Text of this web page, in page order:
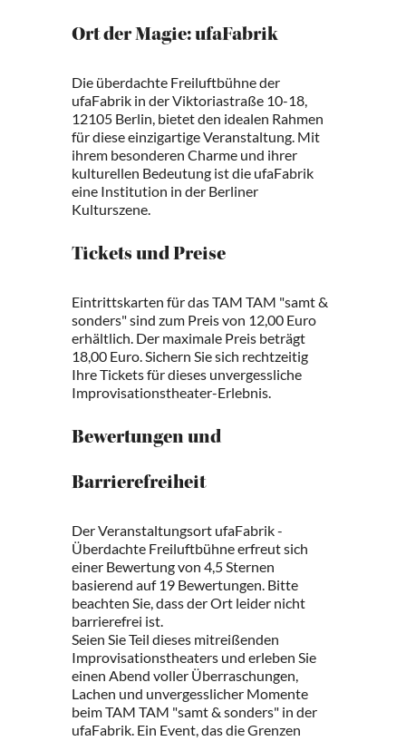
Ort der Magie: ufaFabrik
Die überdachte Freiluftbühne der
ufaFabrik in der Viktoriastraße 10-18,
12105 Berlin, bietet den idealen Rahmen
für diese einzigartige Veranstaltung. Mit
ihrem besonderen Charme und ihrer
kulturellen Bedeutung ist die ufaFabrik
eine Institution in der Berliner
Kulturszene.
Tickets und Preise
Eintrittskarten für das TAM TAM "samt &
sonders" sind zum Preis von 12,00 Euro
erhältlich. Der maximale Preis beträgt
18,00 Euro. Sichern Sie sich rechtzeitig
Ihre Tickets für dieses unvergessliche
Improvisationstheater-Erlebnis.
Bewertungen und
Barrierefreiheit
Der Veranstaltungsort ufaFabrik -
Überdachte Freiluftbühne erfreut sich
einer Bewertung von 4,5 Sternen
basierend auf 19 Bewertungen. Bitte
beachten Sie, dass der Ort leider nicht
barrierefrei ist.
Seien Sie Teil dieses mitreißenden
Improvisationstheaters und erleben Sie
einen Abend voller Überraschungen,
Lachen und unvergesslicher Momente
beim TAM TAM "samt & sonders" in der
ufaFabrik. Ein Event, das die Grenzen